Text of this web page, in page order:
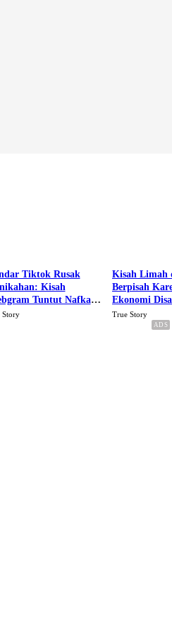
Tiktok Rusak
Kisah
Tuntut Nafkah
Juta Perbulan
Story
Kisah Limah
Berpisah
Ekonomi
Karena Cinta
True Story